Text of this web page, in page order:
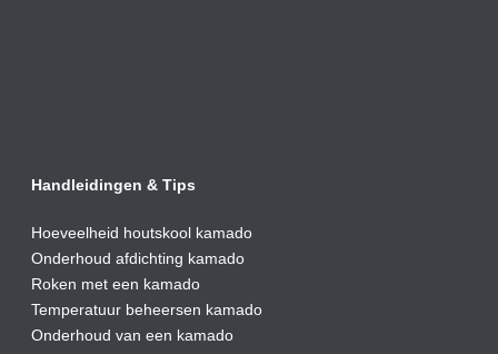
Handleidingen & Tips
Hoeveelheid houtskool kamado
Onderhoud afdichting kamado
Roken met een kamado
Temperatuur beheersen kamado
Onderhoud van een kamado